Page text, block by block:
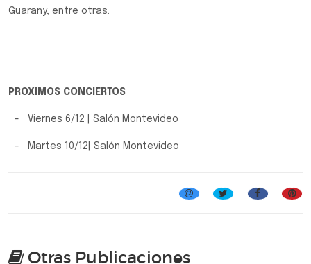
Guarany, entre otras.
PROXIMOS CONCIERTOS
- Viernes 6/12 | Salón Montevideo
- Martes 10/12| Salón Montevideo
Otras Publicaciones